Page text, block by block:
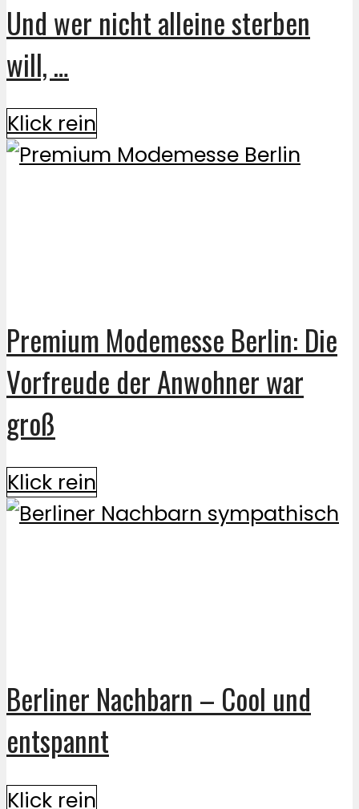
Und wer nicht alleine sterben
will, …
Klick rein
Premium Modemesse Berlin: Die
Vorfreude der Anwohner war
groß
Klick rein
Berliner Nachbarn – Cool und
entspannt
Klick rein